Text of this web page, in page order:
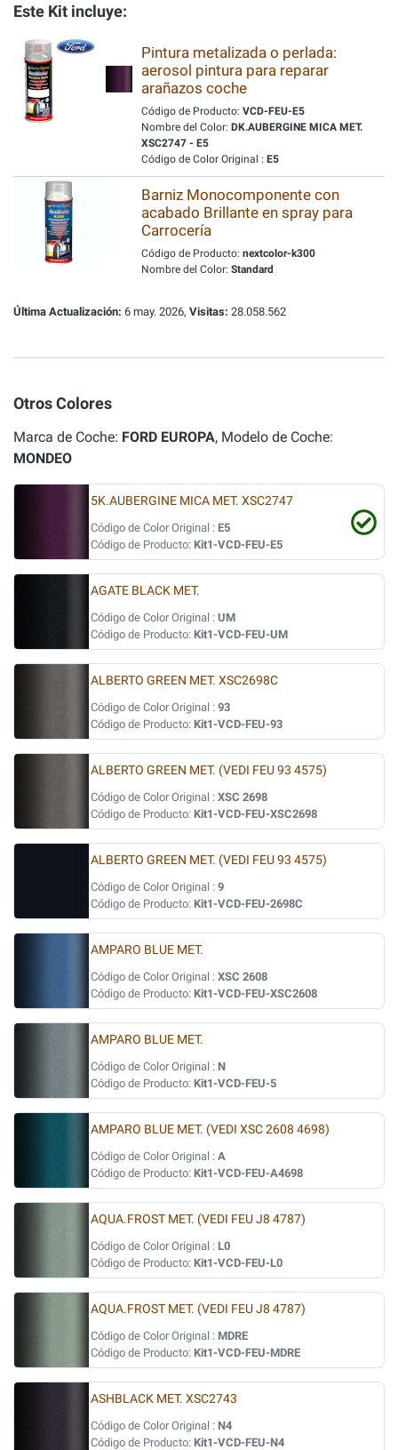
Este Kit incluye:
Pintura metalizada o perlada:
aerosol pintura para reparar
arañazos coche
Código de Producto: VCD-FEU-E5
Nombre del Color: DK.AUBERGINE MICA MET.
XSC2747 - E5
Código de Color Original : E5
Barniz Monocomponente con
acabado Brillante en spray para
Carrocería
Código de Producto: nextcolor-k300
Nombre del Color: Standard
Última Actualización: 6 may. 2026, Visitas: 28.058.562
Otros Colores
Marca de Coche: FORD EUROPA, Modelo de Coche:
MONDEO
5K.AUBERGINE MICA MET. XSC2747
Código de Color Original : E5
Código de Producto: Kit1-VCD-FEU-E5
AGATE BLACK MET.
Código de Color Original : UM
Código de Producto: Kit1-VCD-FEU-UM
ALBERTO GREEN MET. XSC2698C
Código de Color Original : 93
Código de Producto: Kit1-VCD-FEU-93
ALBERTO GREEN MET. (VEDI FEU 93 4575)
Código de Color Original : XSC 2698
Código de Producto: Kit1-VCD-FEU-XSC2698
ALBERTO GREEN MET. (VEDI FEU 93 4575)
Código de Color Original : 9
Código de Producto: Kit1-VCD-FEU-2698C
AMPARO BLUE MET.
Código de Color Original : XSC 2608
Código de Producto: Kit1-VCD-FEU-XSC2608
AMPARO BLUE MET.
Código de Color Original : N
Código de Producto: Kit1-VCD-FEU-5
AMPARO BLUE MET. (VEDI XSC 2608 4698)
Código de Color Original : A
Código de Producto: Kit1-VCD-FEU-A4698
AQUA.FROST MET. (VEDI FEU J8 4787)
Código de Color Original : L0
Código de Producto: Kit1-VCD-FEU-L0
AQUA.FROST MET. (VEDI FEU J8 4787)
Código de Color Original : MDRE
Código de Producto: Kit1-VCD-FEU-MDRE
ASHBLACK MET. XSC2743
Código de Color Original : N4
Código de Producto: Kit1-VCD-FEU-N4